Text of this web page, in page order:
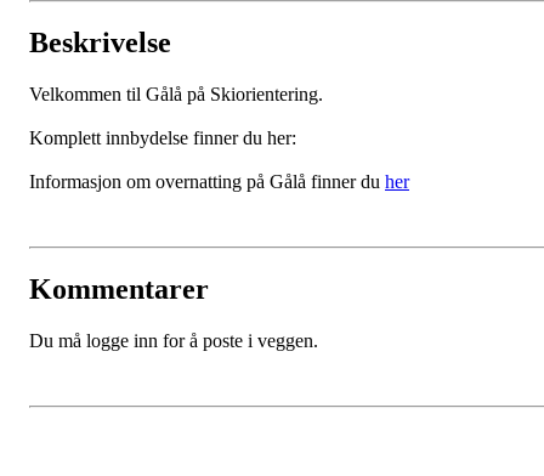
Beskrivelse
Velkommen til Gålå på Skiorientering.
Komplett innbydelse finner du her:
Informasjon om overnatting på Gålå finner du her
Kommentarer
Du må logge inn for å poste i veggen.